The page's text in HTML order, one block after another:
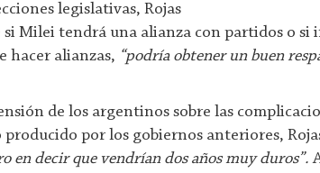
legislativas, Rojas
si Milei tendrá una alianza con partidos o si
hacer alianzas, “podría obtener un buen
de los argentinos sobre las
por los gobiernos anteriores,
en decir que vendrían dos años muy duros”.